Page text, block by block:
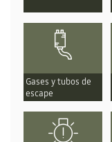
Gases y tubos de
escape